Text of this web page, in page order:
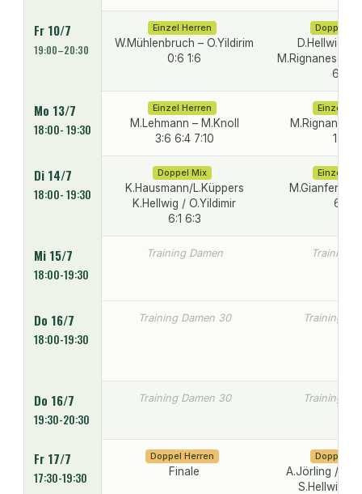
Fr 10/7
19:00–20:30
Einzel Herren
W.Mühlenbruch – O.Yildirim
0:6 1:6
Doppel
D.Hellwig /
M.Rignanese /
6:1
Mo 13/7
18:00- 19:30
Einzel Herren
M.Lehmann – M.Knoll
3:6 6:4 7:10
Einzel
M.Rignanese
1:6
Di 14/7
18:00- 19:30
Doppel Mix
K.Hausmann/L.Küppers
K.Hellwig / O.Yildimir
6:1 6:3
Einzel
M.Gianferri –
6:1
Mi 15/7
18:00-19:30
Training Damen Training
Do 16/7
18:00-19:30
Training Damen 30 Training
Do 16/7
19:30-20:30
Training Damen 30 Training
Fr 17/7
17:30-19:30
Doppel Herren
Finale
Doppel
A.Jörling /
S.Hellwig /